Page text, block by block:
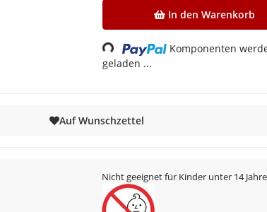
Nicht geeignet für Kinder unter 14
Auf Wunschzettel
In den Warenkorb
Loading...
Komponenten
geladen ...